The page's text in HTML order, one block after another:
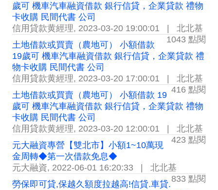
歲可 機車汽車融資借款 銀行信貸，企業貸款 禮物
卡收購 民間代書 公司
信用貸款黄經理, 2023-03-20 19:00:01
北北基
1043 點閱
土地借款或買賣（農地可） 小額借款
19歲可 機車汽車融資借款 銀行信貸，企業貸款 禮
物卡收購 民間代書 公司
信用貸款黄經理, 2023-03-20 17:00:01
北北基
416 點閱
土地借款或買賣（農地可） 小額借款 19
歲可 機車汽車融資借款 銀行信貸，企業貸款 禮物
卡收購 民間代書 公司
信用貸款黄經理, 2023-03-20 12:00:01
北北基
423 點閱
元大融資專營【雙北市】小額1~10萬現
金周轉◆第一次借款免息◆
元大融資, 2022-06-01 16:20:33
北北基
833 點閱
勞保即可貸,保越久額度拉越高!信貸.車貸.